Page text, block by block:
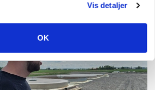
Vis detaljer
OK